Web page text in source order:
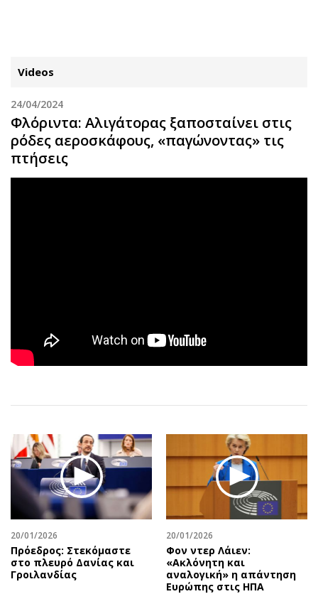
ΚΑΤΗΓΟΡΙΕΣ ΣΥΝΔΕΣΗ
Κύπρος
Παιδεία
Αθλητισμός
Κύπρος
Οικονομική
Οικονομία
Real Estate
Επιχειρήσεις
Αγορές
Money Review
AstroBank Properties
Trends
Απόψεις
Geek
Αφιερώματα
Πολιτική
Οικονομία
Γενικά
Αναδρομές
Πρόσωπα
Περιβάλλον
Good Life
Videos
24/04/2024
Φλόριντα: Αλιγάτορας ξαποσταίνει στις
ρόδες αεροσκάφους, «παγώνοντας» τις
πτήσεις
20/01/2026
Πρόεδρος: Στεκόμαστε
στο πλευρό Δανίας και
Γροιλανδίας
20/01/2026
Φον ντερ Λάιεν:
«Ακλόνητη και
αναλογική» η απάντηση
Ευρώπης στις ΗΠΑ